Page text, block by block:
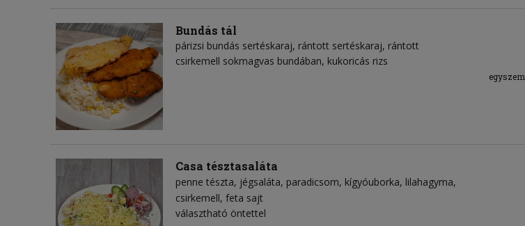
Bundás tál
párizsi bundás sertéskaraj, rántott sertéskaraj, rántott
csirkemell sokmagvas bundában, kukoricás rizs
Casa tésztasaláta
penne tészta jégsaláta paradicsom kígyóuborka lilahagyma
csirkemell feta sajt
választható öntettel